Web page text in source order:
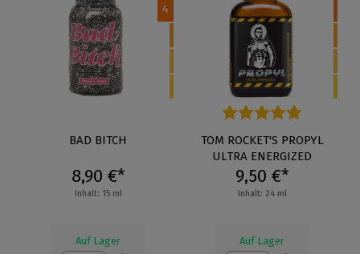
4
BAD BITCH
8,90 €*
Inhalt: 15 ml
Auf Lager
Durchschnittliche
TOM ROCKET'S PROPYL
ULTRA ENERGIZED
9,50 €*
Inhalt: 24 ml
Auf Lager